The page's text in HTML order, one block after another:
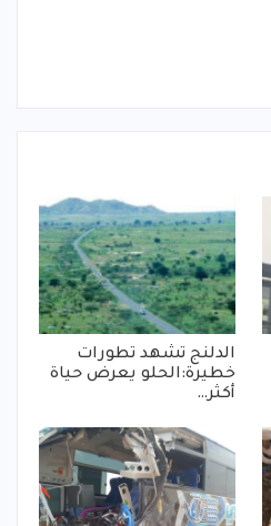
الدلنج تشهد تطورات
خطيرة:الحلو يعرض حياة
أكثر…